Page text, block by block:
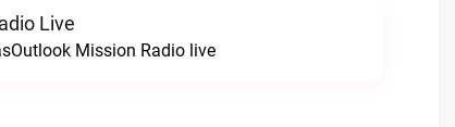
Live
Mission Radio live